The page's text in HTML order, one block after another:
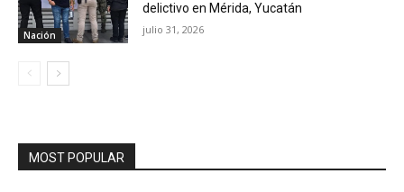
Nación
delictivo en Mérida, Yucatán
julio 31, 2026
MOST POPULAR